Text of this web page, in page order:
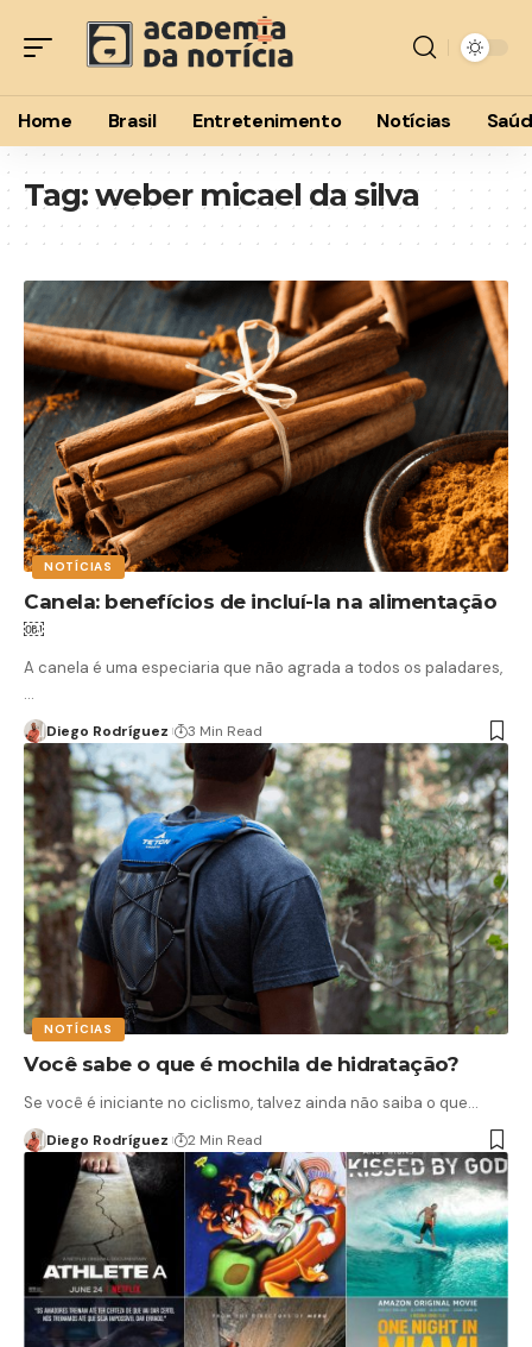
Home Brasil Entretenimento Notícias
Tag:weber micael da silva
NOTÍCIAS
Canela: benefícios de incluí-la na alimentação
￼
A canela é uma especiaria que não agrada a todos os paladares,
…
Diego Rodríguez 3 Min Read
NOTÍCIAS
Você sabe o que é mochila de hidratação?
Se você é iniciante no ciclismo, talvez ainda não saiba o que…
Diego Rodríguez 2 Min Read